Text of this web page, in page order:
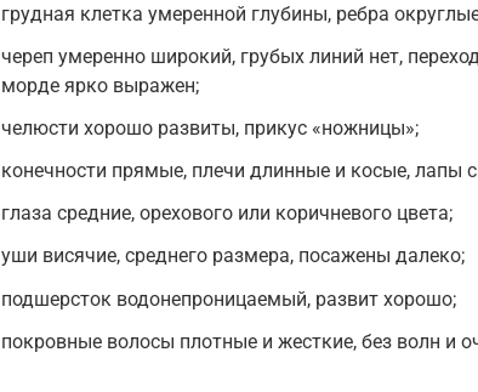
грудная клетка умеренной глубины, ребра
череп умеренно широкий, грубых линий нет,
морде ярко выражен;
челюсти хорошо развиты, прикус «ножницы»;
конечности прямые, плечи длинные и косые, лапы
глаза средние, орехового или коричневого цвета;
уши висячие, среднего размера, посажены далеко;
подшерсток водонепроницаемый, развит хорошо;
покровные волосы плотные и жесткие, без волн и